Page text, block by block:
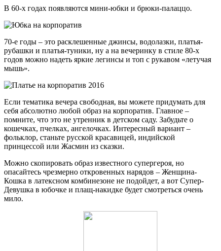
В 60-х годах появляются мини-юбки и брюки-палаццо.
70-е годы – это расклешенные джинсы, водолазки, платья-
рубашки и платья-туники, ну а на вечеринку в стиле 80-х
годов можно надеть яркие легинсы и топ с рукавом «летучая
мышь».
Если тематика вечера свободная, вы можете придумать для
себя абсолютно любой образ на корпоратив. Главное –
помните, что это не утренник в детском саду. Забудьте о
кошечках, пчелках, ангелочках. Интересный вариант –
фольклор, станьте русской красавицей, индийской
принцессой или Жасмин из сказки.
Можно скопировать образ известного супергероя, но
опасайтесь чрезмерно откровенных нарядов – Женщина-
Кошка в латексном комбинезоне не подойдет, а вот Супер-
Девушка в юбочке и плащ-накидке будет смотреться очень
мило.